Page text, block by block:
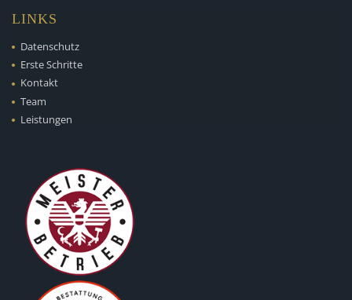
LINKS
Datenschutz
Erste Schritte
Kontakt
Team
Leistungen